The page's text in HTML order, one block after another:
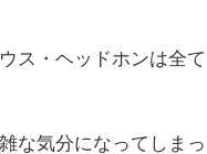
ス・ヘッドホンは全て
な気分になってしまっ